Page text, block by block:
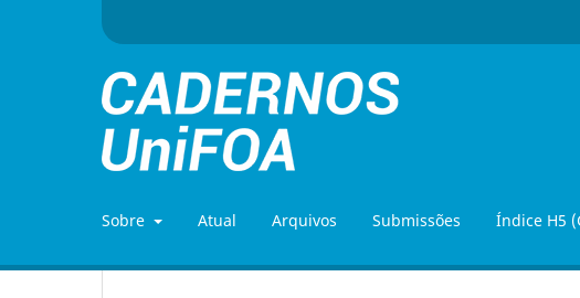
Sobre Atual Arquivos Submissões Índice H5